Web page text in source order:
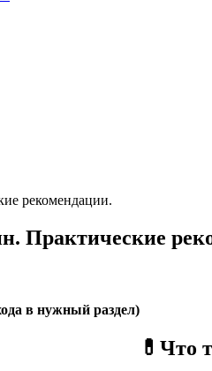
Практические
в нужный раздел)
💊Что